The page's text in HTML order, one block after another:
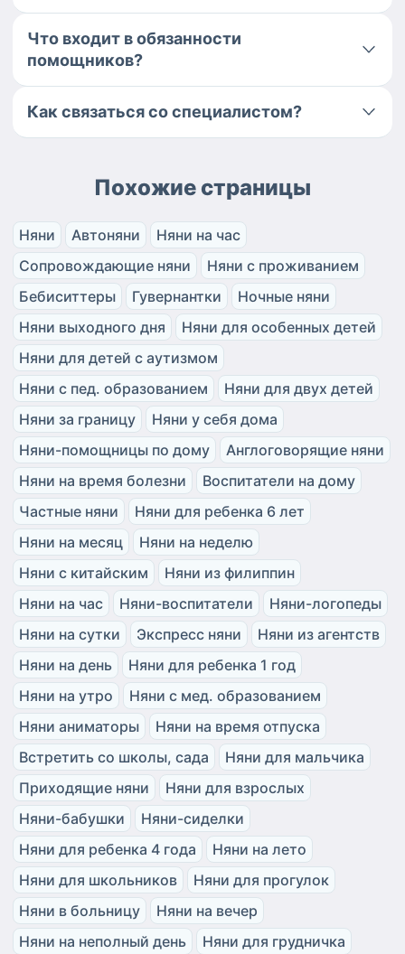
Что входит в обязанности
помощников?
Как связаться со специалистом?
Похожие страницы
Няни Автоняни
Няни на час
Сопровождающие няни
Няни с проживанием
Бебиситтеры
Гувернантки
Ночные няни
Няни выходного дня
Няни для особенных детей
Няни для детей с аутизмом
Няни с пед. образованием
Няни для двух детей
Няни за границу
Няни у себя дома
Няни-помощницы по дому
Англоговорящие няни
Няни на время болезни
Воспитатели на дому
Частные няни
Няни для ребенка 6 лет
Няни на месяц
Няни на неделю
Няни с китайским
Няни из филиппин
Няни на час
Няни-воспитатели
Няни-логопеды
Няни на сутки
Экспресс няни
Няни из агентств
Няни на день
Няни для ребенка 1 год
Няни на утро
Няни с мед. образованием
Няни аниматоры
Няни на время отпуска
Встретить со школы, сада
Няни для мальчика
Приходящие няни
Няни для взрослых
Няни-бабушки
Няни-сиделки
Няни для ребенка 4 года
Няни на лето
Няни для школьников
Няни для прогулок
Няни в больницу
Няни на вечер
Няни на неполный день
Няни для грудничка